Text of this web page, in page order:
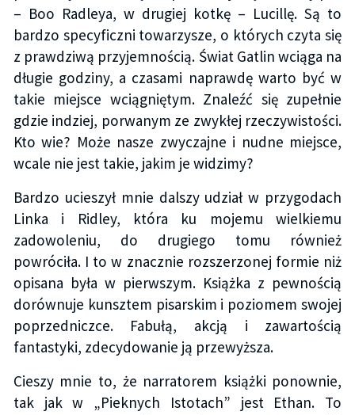
– Boo Radleya, w drugiej kotkę – Lucillę. Są to
bardzo specyficzni towarzysze, o których czyta się
z prawdziwą przyjemnością. Świat Gatlin wciąga na
długie godziny, a czasami naprawdę warto być w
takie miejsce wciągniętym. Znaleźć się zupełnie
gdzie indziej, porwanym ze zwykłej rzeczywistości.
Kto wie? Może nasze zwyczajne i nudne miejsce,
wcale nie jest takie, jakim je widzimy?
Bardzo ucieszył mnie dalszy udział w przygodach
Linka i Ridley, która ku mojemu wielkiemu
zadowoleniu, do drugiego tomu również
powróciła. I to w znacznie rozszerzonej formie niż
opisana była w pierwszym. Książka z pewnością
dorównuje kunsztem pisarskim i poziomem swojej
poprzedniczce. Fabułą, akcją i zawartością
fantastyki, zdecydowanie ją przewyższa.
Cieszy mnie to, że narratorem książki ponownie,
tak jak w „Pieknych Istotach” jest Ethan. To